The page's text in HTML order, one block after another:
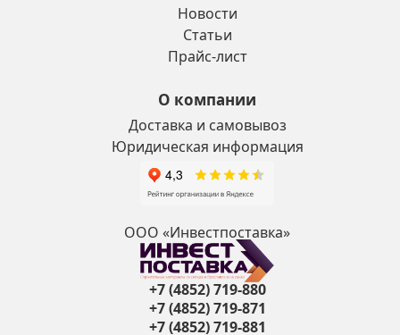
Новости
Статьи
Прайс-лист
О компании
Доставка и самовывоз
Юридическая информация
ООО «Инвестпоставка»
+7 (4852) 719-880
+7 (4852) 719-871
+7 (4852) 719-881